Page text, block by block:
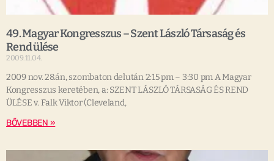
49. Magyar Kongresszus – Szent László Társaság és
Rend ülése
2009.11.04.
2009 nov. 28.án, szombaton delután 2:15 pm – 3:30 pm A Magyar
Kongresszus keretében, a: SZENT LÁSZLÓ TÁRSASÁG ÉS REND
ÜLÉSE v. Falk Viktor (Cleveland,
BŐVEBBEN »